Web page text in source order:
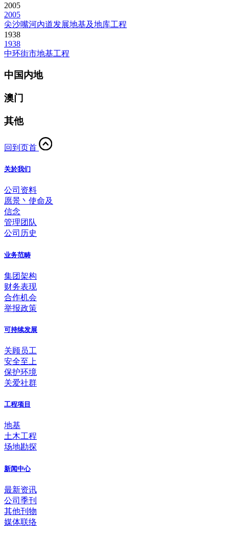
2005
2005
尖沙嘴河內道发展地基及地库工程
1938
1938
中环街市地基工程
中国内地
澳门
其他
回到页首
关於我们
公司资料
愿景丶使命及
信念
管理团队
公司历史
业务范畴
集团架构
财务表现
合作机会
举报政策
可持续发展
关顾员工
安全至上
保护环境
关爱社群
工程项目
地基
土木工程
场地勘探
新闻中心
最新资讯
公司季刊
其他刊物
媒体联络